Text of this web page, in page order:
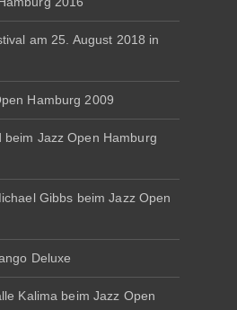
am 25. August 2018 in
Hamburg 2009
beim Jazz Open Hamburg
Gibbs beim Jazz Open
Deluxe
Kalima beim Jazz Open